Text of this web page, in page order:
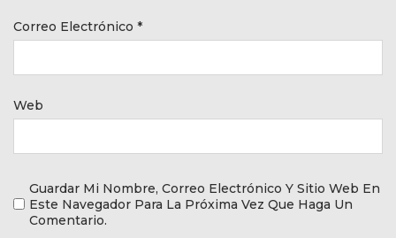
Correo Electrónico *
Web
Guardar Mi Nombre, Correo Electrónico Y Sitio Web En
Este Navegador Para La Próxima Vez Que Haga Un
Comentario.